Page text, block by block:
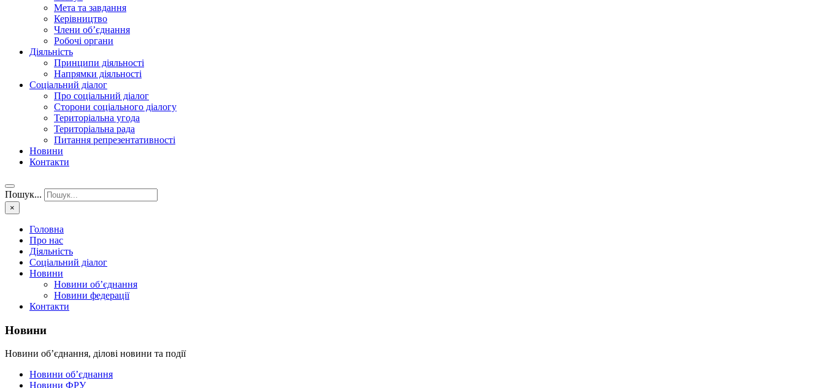
Мета та завдання
Керівництво
Члени об’єднання
Робочі органи
Діяльність
Принципи діяльності
Напрямки діяльності
Соціальний діалог
Про соціальний діалог
Сторони соціального діалогу
Територіальна угода
Територіальна рада
Питання репрезентативності
Новини
Контакти
Пошук...
×
Головна
Про нас
Діяльність
Соціальний діалог
Новини
Новини об’єднання
Новини федерації
Контакти
Новини
Новини об’єднання, ділові новини та події
Новини об’єднання
Новини ФРУ